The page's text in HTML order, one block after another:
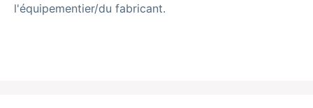
l'équipementier/du fabricant.